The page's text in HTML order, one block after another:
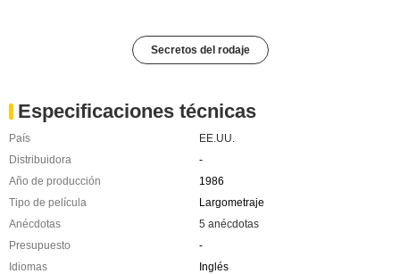
Secretos del rodaje
Especificaciones técnicas
País
EE.UU.
Distribuidora
-
Año de producción
1986
Tipo de película
Largometraje
Anécdotas
5 anécdotas
Presupuesto
-
Idiomas
Inglés